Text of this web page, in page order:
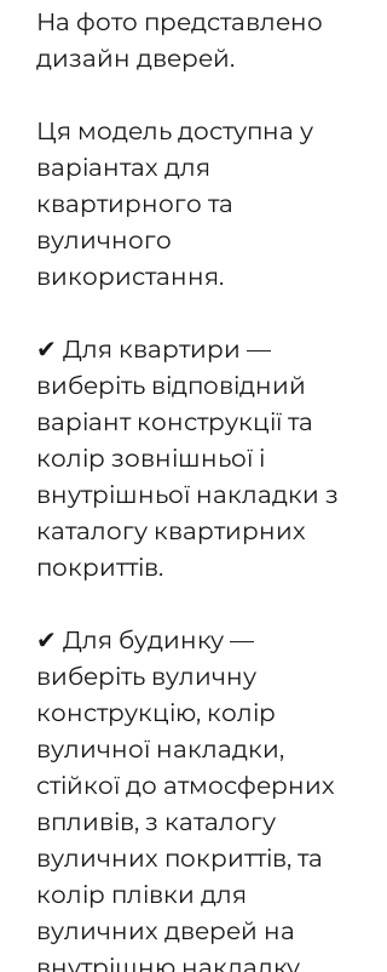
На фото представлено
дизайн дверей.
Ця модель доступна у
варіантах для
квартирного та
вуличного
використання.
✔ Для квартири —
виберіть відповідний
варіант конструкції та
колір зовнішньої і
внутрішньої накладки з
каталогу квартирних
покриттів.
✔ Для будинку —
виберіть вуличну
конструкцію, колір
вуличної накладки,
стійкої до атмосферних
впливів, з каталогу
вуличних покриттів, та
колір плівки для
вуличних дверей на